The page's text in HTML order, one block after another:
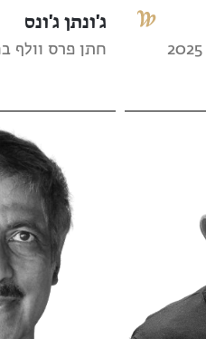
ג'ונתן ג'ונס
חתן פרס וולף